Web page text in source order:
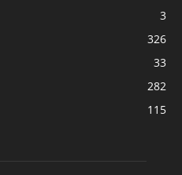
3
326
33
282
115